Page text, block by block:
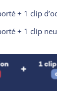
+ 1 clip
+ 1 clip